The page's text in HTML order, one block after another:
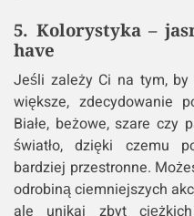
5. Kolorystyka –
have
Jeśli zależy Ci na tym, by
większe, zdecydowanie
Białe, beżowe, szare czy
światło, dzięki czemu
bardziej przestronne.
odrobiną ciemniejszych